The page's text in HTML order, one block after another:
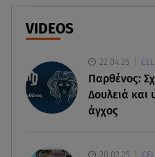
έπεσε πάνω μου»
07.08.26 , 14:49
Πέθανε η
του Βασίλη Χιώτη,
07.08.26 , 14:44
Στεφανίδου: «Κόβει»
VIDEOS
22.04.25
Παρθένος:
Δουλειά και
άγχος
20.02.25